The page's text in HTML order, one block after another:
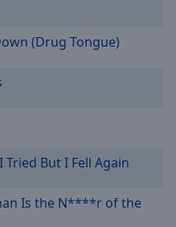
(Drug Tongue)
But I Fell Again
Is the N****r of the